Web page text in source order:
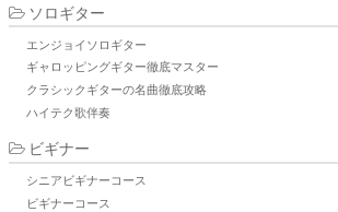
ソロギター
エンジョイソロギター
ギャロッピングギター徹底マスター
クラシックギターの名曲徹底攻略
ハイテク歌伴奏
ビギナー
シニアビギナーコース
ビギナーコース